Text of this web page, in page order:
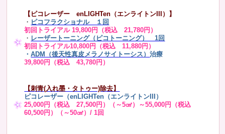
【ピコレーザー enLIGHTen（エンライトンIII）】
・ ピコフラクショナル １回
初回トライアル 19,800円（税込 21,780円）
・ レーザートーニング（ピコトーニング） 1回
初回トライアル10,800円（税込 11,880円）
・ADM（後天性真皮メラノサイトーシス）治療
39,800円（税込 43,780円）
【刺青(入れ墨・タトゥー)除去】
ピコレーザー（enLIGHTen（エンライトンIII）
25,000円（税込 27,500円）（～5㎠）～55,000円（税込
60,500円）（～50㎠）/ 1回